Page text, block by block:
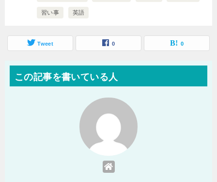
習い事 英語
Tweet 0 0
この記事を書いている人